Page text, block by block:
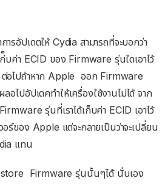
ารอัปเดตให้ Cydia สามารถที่จะบอกว่า
บค่า ECID ของ Firmware รุ่นใดเอาไว้
ต่อไปถ้าหาก Apple ออก Firmware
ลอไปอัปเดคทำให้เครื่องใช้งานไม่ได้ จาก
รุ่นที่เราได้เก็บค่า ECID เอาไว้
ร์ของ Apple แต่จะกลายเป็นว่าจะเปลี่ยน
แทน
Firmware รุ่นนั้นๆได้ นั่นเอง